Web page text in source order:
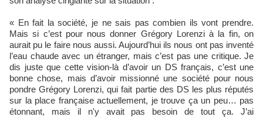
« En fait la société, je ne sais pas combien ils vont prendre.
Mais si c’est pour nous donner Grégory Lorenzi à la fin, on
aurait pu le faire nous aussi. Aujourd’hui ils nous ont pas inventé
l’eau chaude avec un étranger, mais c’est pas une critique. Je
dis juste que cette vision-là d’avoir un DS français, c’est une
bonne chose, mais d’avoir missionné une société pour nous
pondre Grégory Lorenzi, qui fait partie des DS les plus réputés
sur la place française actuellement, je trouve ça un peu… pas
étonnant, mais il n'y avait pas besoin de tout ça. J’ai